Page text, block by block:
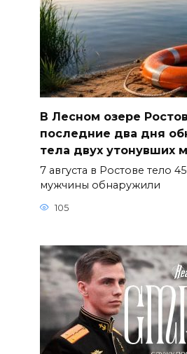
В Лесном озере
последние два дня
тела двух утонувших
7 августа в Ростове тело
мужчины обнаружили
105